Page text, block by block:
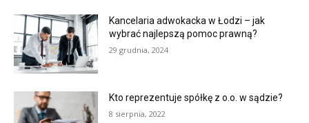
Kancelaria adwokacka w Łodzi – jak
wybrać najlepszą pomoc prawną?
29 grudnia, 2024
Kto reprezentuje spółkę z o.o. w sądzie?
8 sierpnia, 2022